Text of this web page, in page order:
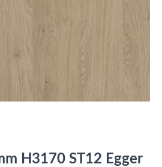
H3170 ST12 Egger